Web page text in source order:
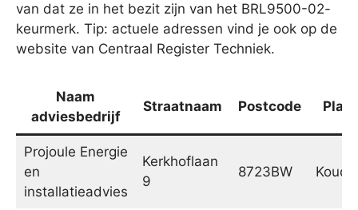
van dat ze in het bezit zijn van het BRL9500-02-
keurmerk. Tip: actuele adressen vind je ook op de
website van Centraal Register Techniek.
Naam
adviesbedrijf
Straatnaam Postcode
Projoule Energie
en
installatieadvies
Kerkhoflaan
9
8723BW